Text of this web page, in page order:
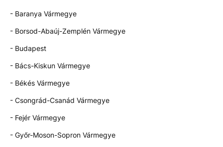
- Baranya Vármegye
- Borsod-Abaúj-Zemplén Vármegye
- Budapest
- Bács-Kiskun Vármegye
- Békés Vármegye
- Csongrád-Csanád Vármegye
- Fejér Vármegye
- Győr-Moson-Sopron Vármegye